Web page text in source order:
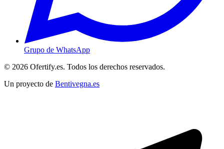
Grupo de WhatsApp
© 2026 Ofertify.es. Todos los derechos reservados.
Un proyecto de Bentivegna.es